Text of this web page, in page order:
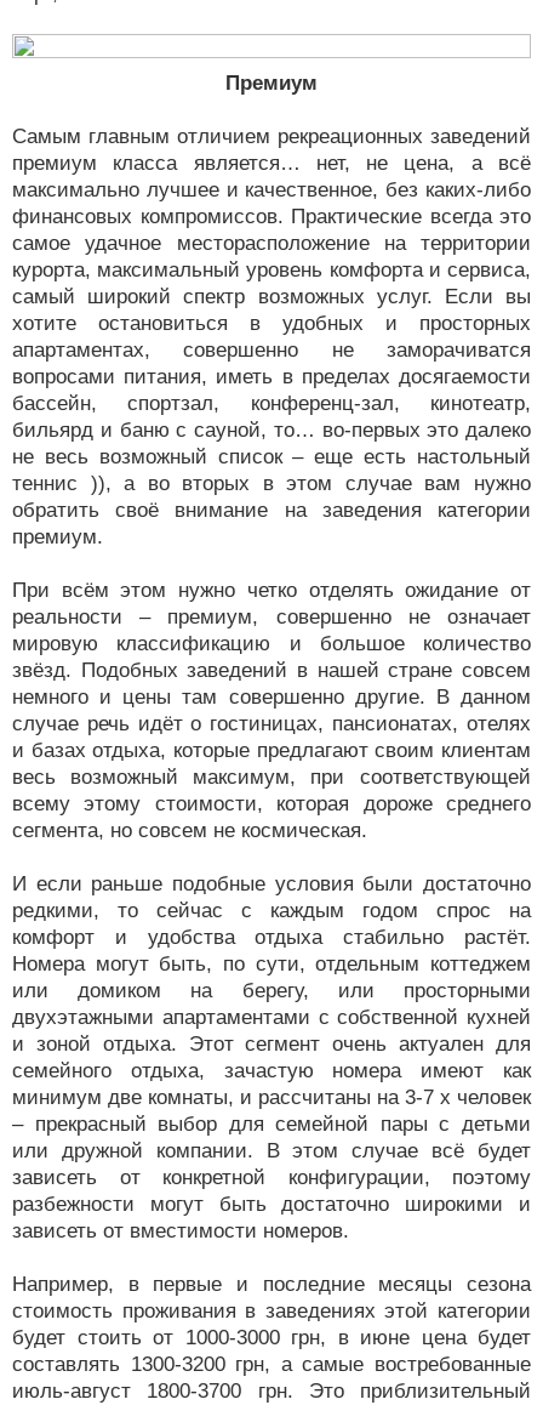
Премиум
Самым главным отличием рекреационных заведений
премиум класса является… нет, не цена, а всё
максимально лучшее и качественное, без каких-либо
финансовых компромиссов. Практические всегда это
самое удачное месторасположение на территории
курорта, максимальный уровень комфорта и сервиса,
самый широкий спектр возможных услуг. Если вы
хотите остановиться в удобных и просторных
апартаментах, совершенно не заморачиватся
вопросами питания, иметь в пределах досягаемости
бассейн, спортзал, конференц-зал, кинотеатр,
бильярд и баню с сауной, то… во-первых это далеко
не весь возможный список – еще есть настольный
теннис )), а во вторых в этом случае вам нужно
обратить своё внимание на заведения категории
премиум.
При всём этом нужно четко отделять ожидание от
реальности – премиум, совершенно не означает
мировую классификацию и большое количество
звёзд. Подобных заведений в нашей стране совсем
немного и цены там совершенно другие. В данном
случае речь идёт о гостиницах, пансионатах, отелях
и базах отдыха, которые предлагают своим клиентам
весь возможный максимум, при соответствующей
всему этому стоимости, которая дороже среднего
сегмента, но совсем не космическая.
И если раньше подобные условия были достаточно
редкими, то сейчас с каждым годом спрос на
комфорт и удобства отдыха стабильно растёт.
Номера могут быть, по сути, отдельным коттеджем
или домиком на берегу, или просторными
двухэтажными апартаментами с собственной кухней
и зоной отдыха. Этот сегмент очень актуален для
семейного отдыха, зачастую номера имеют как
минимум две комнаты, и рассчитаны на 3-7 х человек
– прекрасный выбор для семейной пары с детьми
или дружной компании. В этом случае всё будет
зависеть от конкретной конфигурации, поэтому
разбежности могут быть достаточно широкими и
зависеть от вместимости номеров.
Например, в первые и последние месяцы сезона
стоимость проживания в заведениях этой категории
будет стоить от 1000-3000 грн, в июне цена будет
составлять 1300-3200 грн, а самые востребованные
июль-август 1800-3700 грн. Это приблизительный